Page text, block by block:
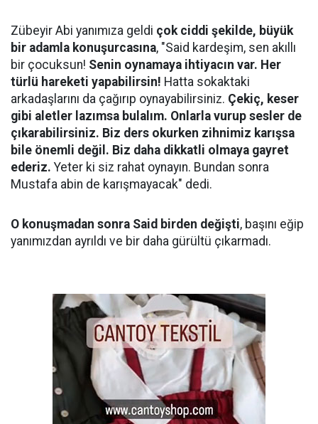
Zübeyir Abi yanımıza geldi çok ciddi şekilde, büyük
bir adamla konuşurcasına, "Said kardeşim, sen akıllı
bir çocuksun! Senin oynamaya ihtiyacın var. Her
türlü hareketi yapabilirsin! Hatta sokaktaki
arkadaşlarını da çağırıp oynayabilirsiniz. Çekiç, keser
gibi aletler lazımsa bulalım. Onlarla vurup sesler de
çıkarabilirsiniz. Biz ders okurken zihnimiz karışsa
bile önemli değil. Biz daha dikkatli olmaya gayret
ederiz. Yeter ki siz rahat oynayın. Bundan sonra
Mustafa abin de karışmayacak" dedi.
O konuşmadan sonra Said birden değişti, başını eğip
yanımızdan ayrıldı ve bir daha gürültü çıkarmadı.